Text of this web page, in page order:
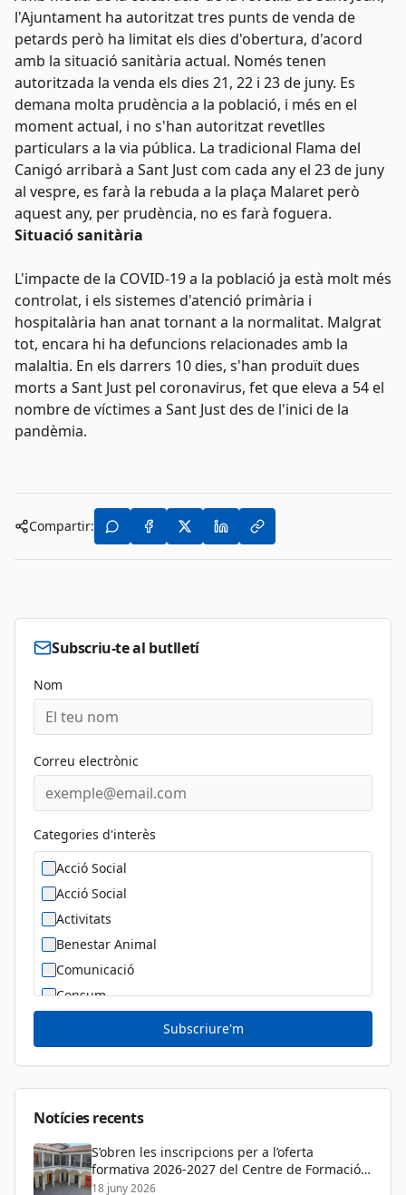
l'Ajuntament ha autoritzat tres punts de venda de
petards però ha limitat els dies d'obertura, d'acord
amb la situació sanitària actual. Només tenen
autoritzada la venda els dies 21, 22 i 23 de juny. Es
demana molta prudència a la població, i més en el
moment actual, i no s'han autoritzat revetlles
particulars a la via pública. La tradicional Flama del
Canigó arribarà a Sant Just com cada any el 23 de juny
al vespre, es farà la rebuda a la plaça Malaret però
aquest any, per prudència, no es farà foguera.
Situació sanitària
L'impacte de la COVID-19 a la població ja està molt més
controlat, i els sistemes d'atenció primària i
hospitalària han anat tornant a la normalitat. Malgrat
tot, encara hi ha defuncions relacionades amb la
malaltia. En els darrers 10dies, s'han produït dues
morts a Sant Just pel coronavirus, fet que eleva a 54 el
nombre de víctimes a Sant Just des de l'inici de la
pandèmia.
Compartir:
Subscriu-te al butlletí
Nom
Correu electrònic
Categories d'interès
Acció Social
Acció Social
Activitats
Benestar Animal
Comunicació
Consum
Diversitat Sexual i de Gènere
Dona
Subscriure'm
Notícies recents
S’obren les inscripcions per a l’oferta
formativa 2026-2027 del Centre de Formació
de Persones Adultes
18 juny 2026